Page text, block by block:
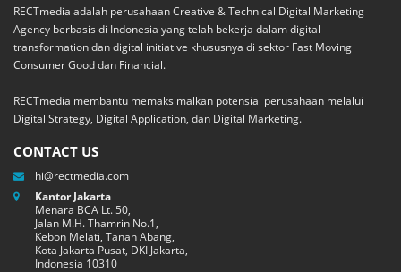
RECTmedia adalah perusahaan Creative & Technical Digital Marketing
Agency berbasis di Indonesia yang telah bekerja dalam digital
transformation dan digital initiative khususnya di sektor Fast Moving
Consumer Good dan Financial.
RECTmedia membantu memaksimalkan potensial perusahaan melalui
Digital Strategy, Digital Application, dan Digital Marketing.
CONTACT US
hi@rectmedia.com
Kantor Jakarta
Menara BCA Lt. 50,
Jalan M.H. Thamrin No.1,
Kebon Melati, Tanah Abang,
Kota Jakarta Pusat, DKI Jakarta,
Indonesia 10310